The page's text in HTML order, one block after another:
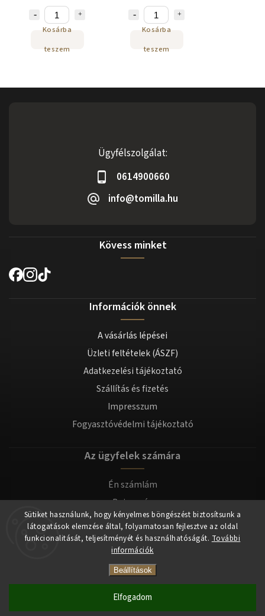
Sütiket használunk, hogy kényelmes böngészést biztosítsunk a
látogatások elemzése által, folyamatosan fejlesztve az oldal
funkcionalitását, teljesítményét és használhatóságát. További
információk
Beállítások
Elfogadom
Kosárba
teszem
Kosárba
teszem
Ügyfélszolgálat:
0614900660
info@tomilla.hu
Kövess minket
Információk önnek
A vásárlás lépései
Üzleti feltételek (ÁSZF)
Adatkezelési tájékoztató
Szállítás és fizetés
Impresszum
Fogyasztóvédelmi tájékoztató
Az ügyfelek számára
Én számlám
Bejegyzés
Bejelentkezés
Copyright 2026tomilla.hu. Minden jog fenntartva.